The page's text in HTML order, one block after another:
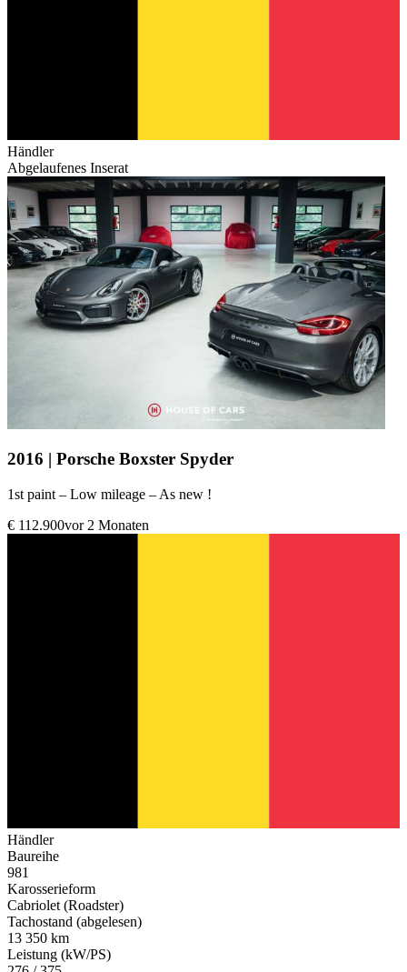
Händler
Abgelaufenes Inserat
2016 | Porsche Boxster Spyder
1st paint – Low mileage – As new !
€ 112.900vor 2 Monaten
Händler
Baureihe
981
Karosserieform
Cabriolet (Roadster)
Tachostand (abgelesen)
13 350 km
Leistung (kW/PS)